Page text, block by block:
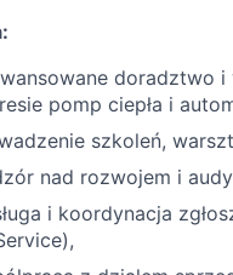
doradztwo
pomp ciepła i
szkoleń,
nad rozwojem i
i koordynacja